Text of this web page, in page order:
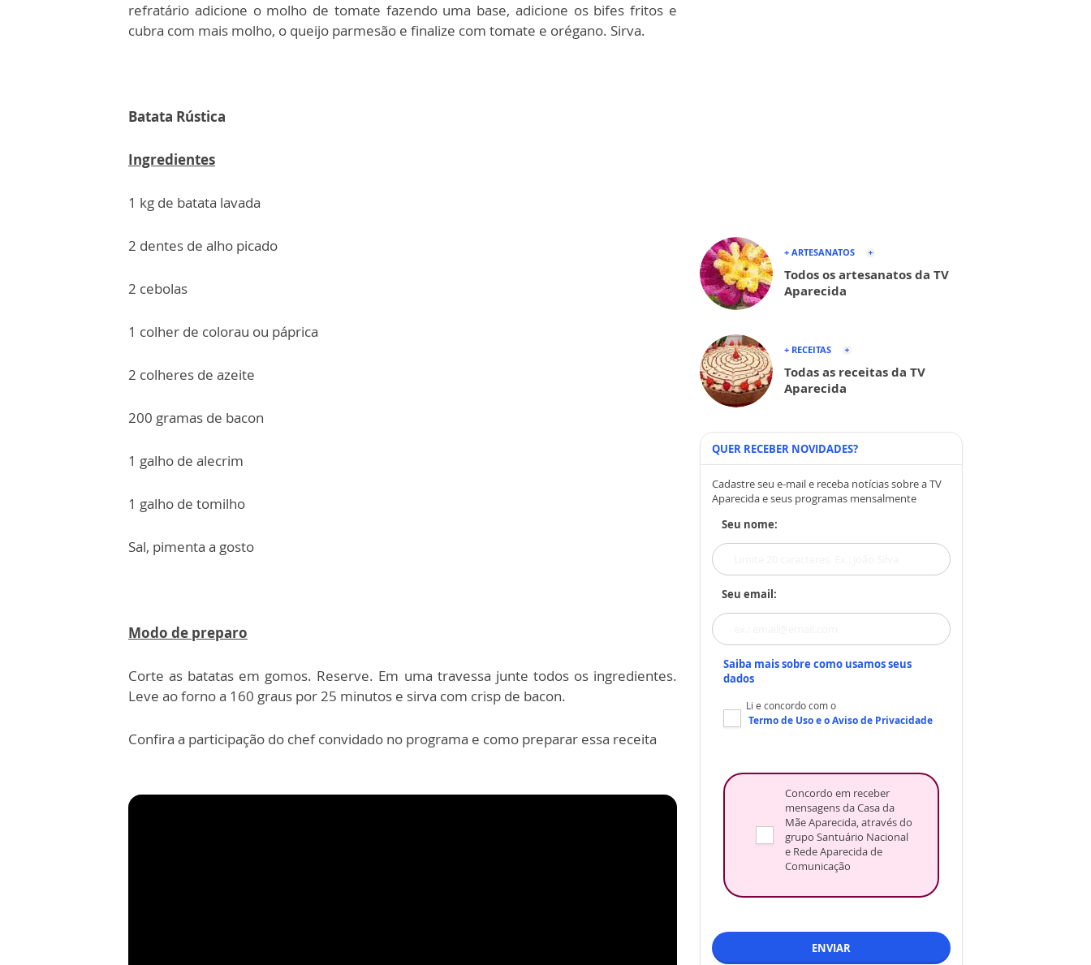
refratário adicione o molho de tomate fazendo uma base, adicione os bifes fritos e
cubra com mais molho, o queijo parmesão e finalize com tomate e orégano. Sirva.
Batata Rústica
Ingredientes
1 kg de batata lavada
2 dentes de alho picado
2 cebolas
1 colher de colorau ou páprica
2 colheres de azeite
200 gramas de bacon
1 galho de alecrim
1 galho de tomilho
Sal, pimenta a gosto
Modo de preparo
Corte as batatas em gomos. Reserve. Em uma travessa junte todos os ingredientes.
Leve ao forno a 160 graus por 25 minutos e sirva com crisp de bacon.
Confira a participação do chef convidado no programa e como preparar essa receita
+ ARTESANATOS
Todos os artesanatos da TV
Aparecida
+ RECEITAS
Todas as receitas da TV
Aparecida
QUER RECEBER NOVIDADES?
Cadastre seu e-mail e receba notícias sobre a TV
Aparecida e seus programas mensalmente
Seu nome:
Seu email:
Saiba mais sobre como usamos seus
dados
Li e concordo com o
Termo de Usoe oAviso de Privacidade
Concordo em receber
mensagens da Casa da
Mãe Aparecida, através do
grupo Santuário Nacional
e Rede Aparecida de
Comunicação
ENVIAR